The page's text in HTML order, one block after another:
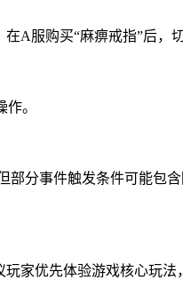
A服购买“麻痹戒指”后，
。
分事件触发条件可能包
家优先体验游戏核心玩